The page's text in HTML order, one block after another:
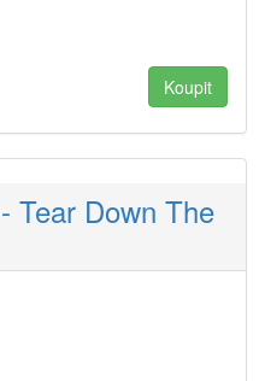
Tear Down The